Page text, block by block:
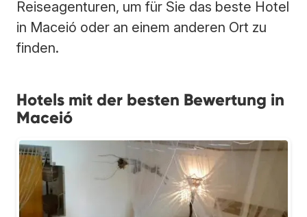
Reiseagenturen, um für Sie das beste Hotel
in Maceió oder an einem anderen Ort zu
finden.
Hotels mit der besten Bewertung in
Maceió